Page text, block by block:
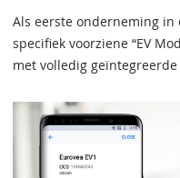
Als eerste onderneming in
specifiek voorziene “EV
met volledig